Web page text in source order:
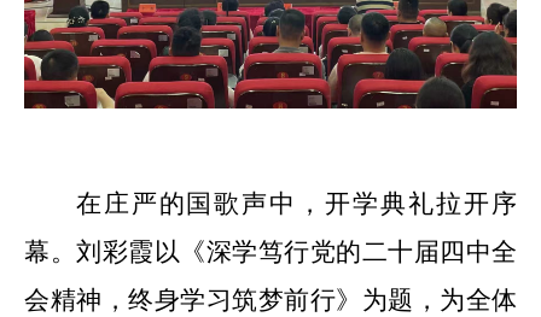
在庄严的国歌声中，开学典礼拉开序
幕。刘彩霞以《深学笃行党的二十届四中全
会精神，终身学习筑梦前行》为题，为全体